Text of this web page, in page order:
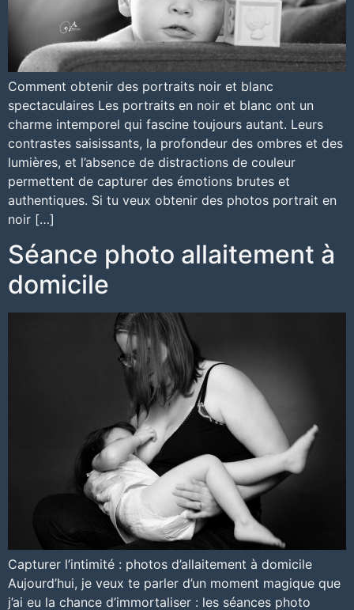
Comment obtenir des portraits noir et blanc
spectaculaires Les portraits en noir et blanc ont un
charme intemporel qui fascine toujours autant. Leurs
contrastes saisissants, la profondeur des ombres et des
lumières, et l’absence de distractions de couleur
permettent de capturer des émotions brutes et
authentiques. Si tu veux obtenir des photos portrait en
noir […]
Séance photo allaitement à
domicile
Capturer l’intimité : photos d’allaitement à domicile
Aujourd’hui, je veux te parler d’un moment magique que
j’ai eu la chance d’immortaliser : les séances photo